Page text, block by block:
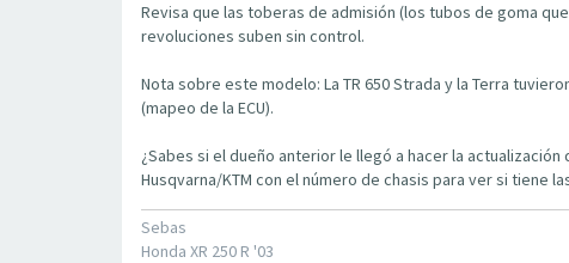
Revisa que las toberas de admisión (los tubos de goma
revoluciones suben sin control.
Nota sobre este modelo: La TR 650 Strada y la Terra
(mapeo de la ECU).
¿Sabes si el dueño anterior le llegó a hacer la
Husqvarna/KTM con el número de chasis para ver si tiene
Sebas
Honda XR 250 R '03